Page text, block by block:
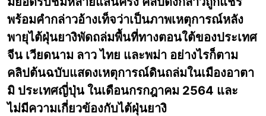
พร้อมคำกล่าวอ้างเท็จว่าเป็นภาพเหตุการณ์หลัง
พายุไต้ฝุ่นยางิพัดถล่มพื้นที่ทางตอนใต้ของประเทศ
จีน เวียดนาม ลาว ไทย และพม่า อย่างไรก็ตาม
คลิปต้นฉบับแสดงเหตุการณ์ดินถล่มในเมืองอาตา
มิ ประเทศญี่ปุ่น ในเดือนกรกฎาคม 2564 และ
ไม่มีความเกี่ยวข้องกับไต้ฝุ่นยางิ